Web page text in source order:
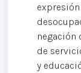
negación
de
y